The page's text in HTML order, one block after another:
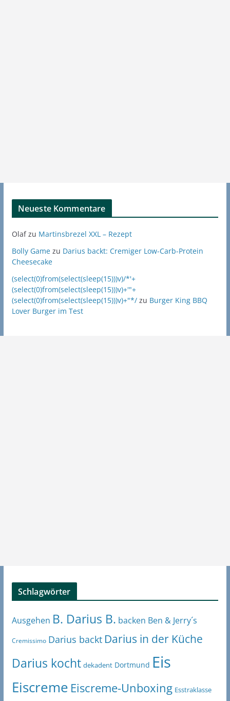
Neueste Kommentare
Olafzu Martinsbrezel XXL – Rezept
Bolly Gamezu Darius backt: Cremiger Low-Carb-Protein
Cheesecake
(select(0)from(select(sleep(15)))v)/*'+
(select(0)from(select(sleep(15)))v)+'"+
(select(0)from(select(sleep(15)))v)+"*/zu Burger King BBQ
Lover Burger im Test
Schlagwörter
Ausgehen B. Darius B. backen Ben & Jerry´s
Cremissimo Darius backt Darius in der Küche
Darius kocht dekadent Dortmund Eis
Eiscreme Eiscreme-Unboxing Esstraklasse